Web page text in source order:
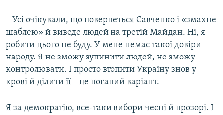
– Усі очікували, що повернеться Савченко і «змахне
шаблею» й виведе людей на третій Майдан. Ні, я
робити цього не буду. У мене немає такої довіри
народу. Я не зможу зупинити людей, не зможу
контролювати. І просто втопити Україну знов у
крові й ділити її – це поганий варіант.
Я за демократію, все-таки вибори чесні й прозорі. І